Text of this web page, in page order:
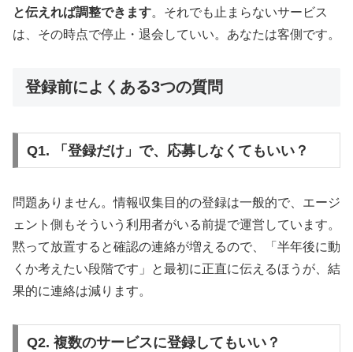
と伝えれば調整できます。それでも止まらないサービス
は、その時点で停止・退会していい。あなたは客側です。
登録前によくある3つの質問
Q1. 「登録だけ」で、応募しなくてもいい？
問題ありません。情報収集目的の登録は一般的で、エージ
ェント側もそういう利用者がいる前提で運営しています。
黙って放置すると確認の連絡が増えるので、「半年後に動
くか考えたい段階です」と最初に正直に伝えるほうが、結
果的に連絡は減ります。
Q2. 複数のサービスに登録してもいい？